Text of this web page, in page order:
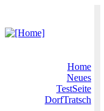
Home
Neues
TestSeite
DorfTratsch